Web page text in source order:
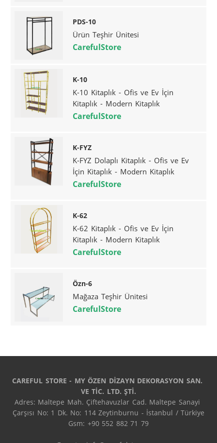
PDS-10
Ürün Teşhir Ünitesi
CarefulStore
K-10
K-10 Kitaplık - Ofis ve Ev İçin
Kitaplık - Modern Kitaplık
CarefulStore
K-FYZ
K-FYZ Dolaplı Kitaplık - Ofis ve Ev
İçin Kitaplık - Modern Kitaplık
CarefulStore
K-62
K-62 Kitaplık - Ofis ve Ev İçin
Kitaplık - Modern Kitaplık
CarefulStore
Özn-6
Mağaza Teşhir Ünitesi
CarefulStore
CAREFUL STORE - MY ÖZEN DİZAYN DEKORASYON SAN.
VE TİC. LTD. ŞTİ.
Adres: Maltepe Mah. Çiftehavuzlar Cad. Maltepe Sanayi
Çarşısı No: 1 Dk. No: 114 Zeytinburnu - İstanbul / Türkiye
Gsm: +90 552 882 71 79